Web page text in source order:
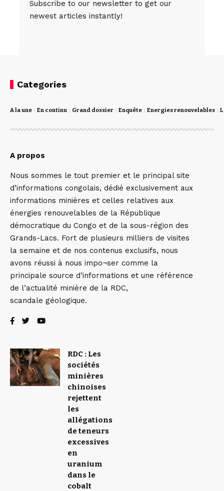
Subscribe to our newsletter to get our
newest articles instantly!
Categories
A la une En continu Grand dossier Enquête Energies renouvelables
A propos
Nous sommes le tout premier et le principal site
d’informations congolais, dédié exclusivement aux
informations minières et celles relatives aux
énergies renouvelables de la République
démocratique du Congo et de la sous-région des
Grands-Lacs. Fort de plusieurs milliers de visites
la semaine et de nos contenus exclusifs, nous
avons réussi à nous impo¬ser comme la
principale source d’informations et une référence
de l’actualité minière de la RDC,
scandale géologique.
RDC : Les
sociétés
minières
chinoises
rejettent
les
allégations
de teneurs
excessives
en
uranium
dans le
cobalt